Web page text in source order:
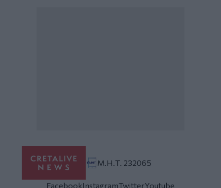
Μ.Η.Τ. 232065
FacebookInstagramTwitterYoutube